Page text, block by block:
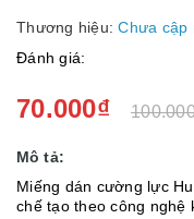
Thương hiệu: Chưa cập
Đánh giá:
70.000₫
Mô tả:
Miếng dán cường lực
chế tạo theo công nghệ